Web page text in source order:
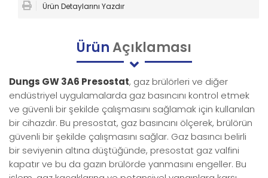
Ürün Detaylarını Yazdır
ÜrünAçıklaması
Dungs GW 3A6 Presostat, gaz brülörleri ve diğer
endüstriyel uygulamalarda gaz basıncını kontrol etmek
ve güvenli bir şekilde çalışmasını sağlamak için kullanılan
bir cihazdır. Bu presostat, gaz basıncını ölçerek, brülörün
güvenli bir şekilde çalışmasını sağlar. Gaz basıncı belirli
bir seviyenin altına düştüğünde, presostat gaz valfini
kapatır ve bu da gazın brülörde yanmasını engeller. Bu